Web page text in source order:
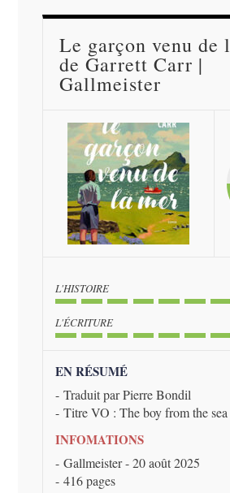
Le garçon venu de
de Garrett Carr |
Gallmeister
L'HISTOIRE
L'ÉCRITURE
EN RÉSUMÉ
Traduit par Pierre Bondil
Titre VO : The boy from the sea
INFOMATIONS
Gallmeister - 20 août 2025
416 pages